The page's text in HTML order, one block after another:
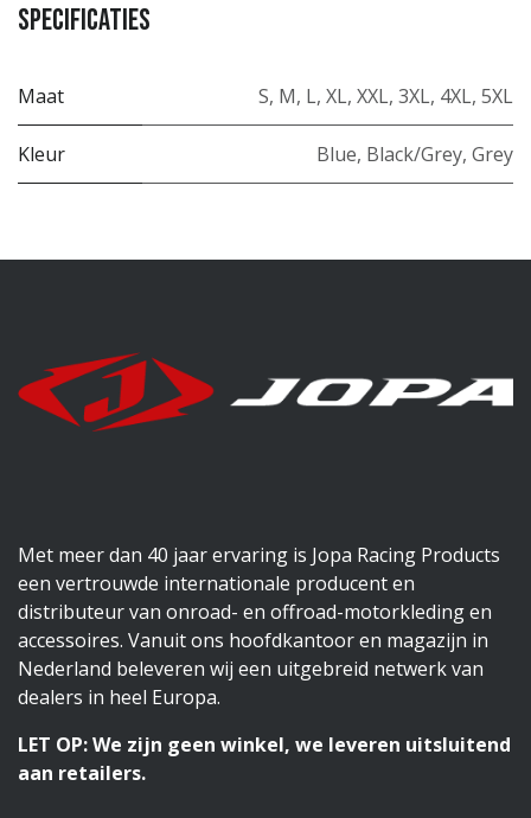
Specificaties
Maat S, M, L, XL, XXL, 3XL, 4XL, 5XL
Kleur Blue, Black/Grey, Grey
Met meer dan 40 jaar ervaring is Jopa Racing Products
een vertrouwde internationale producent en
distributeur van onroad- en offroad-motorkleding en
accessoires. Vanuit ons hoofdkantoor en magazijn in
Nederland beleveren wij een uitgebreid netwerk van
dealers in heel Europa.
LET OP: We zijn geen winkel, we leveren uitsluitend
aan retailers.